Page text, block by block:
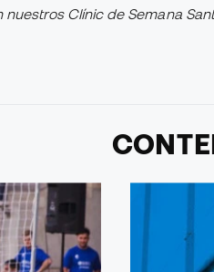
nuestros Clínic de Semana